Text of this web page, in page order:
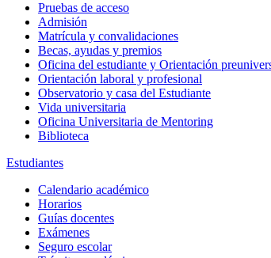
Pruebas de acceso
Admisión
Matrícula y convalidaciones
Becas, ayudas y premios
Oficina del estudiante y Orientación
Orientación laboral y profesional
Observatorio y casa del Estudiante
Vida universitaria
Oficina Universitaria de Mentoring
Biblioteca
Estudiantes
Calendario académico
Horarios
Guías docentes
Exámenes
Seguro escolar